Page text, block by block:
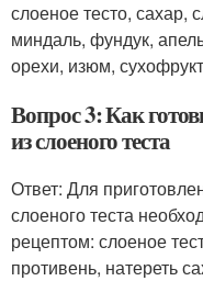
слоеное тесто, сахар,
миндаль, фундук,
орехи, изюм,
Вопрос 3: Как
из слоеного теста
Ответ: Для
слоеного теста
рецептом: слоеное
противень, натереть